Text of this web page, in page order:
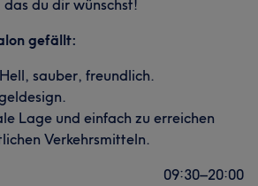
du dir wünschst!
gefällt:
sauber, freundlich.
Lage und einfach zu erreichen
Verkehrsmitteln.
09:30–20:00